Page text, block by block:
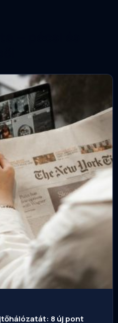
8 új pont